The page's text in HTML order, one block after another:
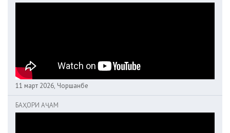
11 март 2026, Чоршанбе
БАҲОРИ АҶАМ